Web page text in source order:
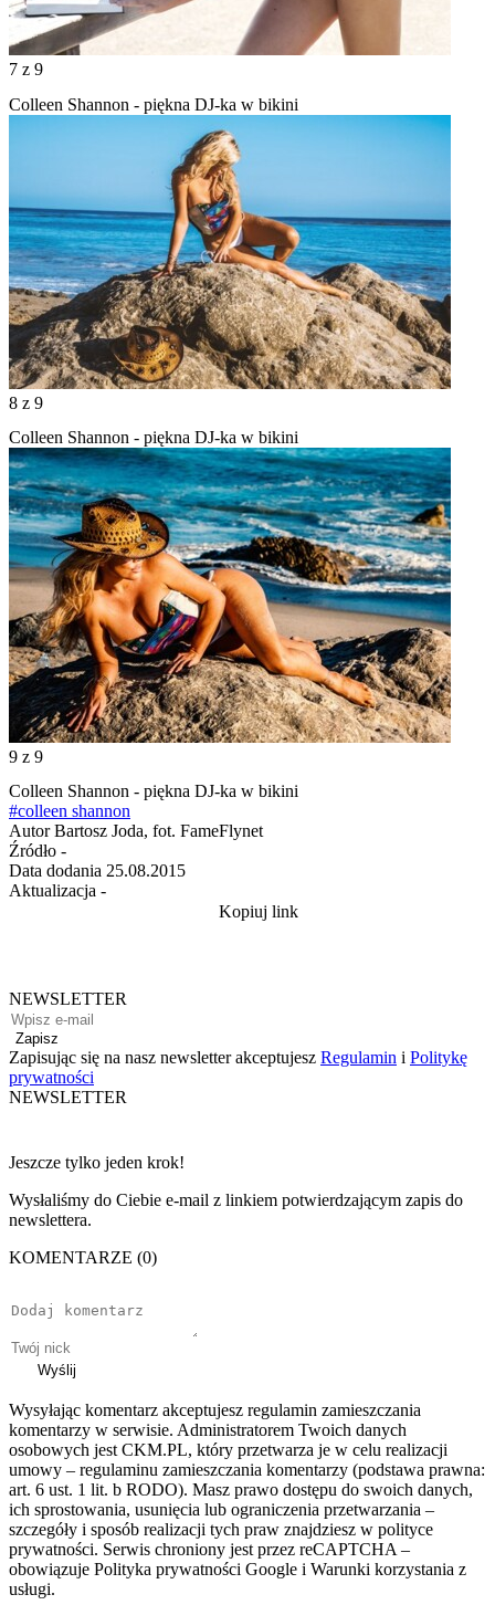
7 z 9
Colleen Shannon - piękna DJ-ka w bikini
8 z 9
Colleen Shannon - piękna DJ-ka w bikini
9 z 9
Colleen Shannon - piękna DJ-ka w bikini
#colleen shannon
Autor Bartosz Joda, fot. FameFlynet
Źródło -
Data dodania 25.08.2015
Aktualizacja -
Kopiuj link
NEWSLETTER
Zapisz
Zapisując się na nasz newsletter akceptujesz Regulamin i Politykę
prywatności
NEWSLETTER
Jeszcze tylko jeden krok!
Wysłaliśmy do Ciebie e-mail z linkiem potwierdzającym zapis do
newslettera.
KOMENTARZE (0)
Wyślij
Wysyłając komentarz akceptujesz regulamin zamieszczania
komentarzy w serwisie. Administratorem Twoich danych
osobowych jest CKM.PL, który przetwarza je w celu realizacji
umowy – regulaminu zamieszczania komentarzy (podstawa prawna:
art. 6 ust. 1 lit. b RODO). Masz prawo dostępu do swoich danych,
ich sprostowania, usunięcia lub ograniczenia przetwarzania –
szczegóły i sposób realizacji tych praw znajdziesz w polityce
prywatności. Serwis chroniony jest przez reCAPTCHA –
obowiązuje Polityka prywatności Google i Warunki korzystania z
usługi.